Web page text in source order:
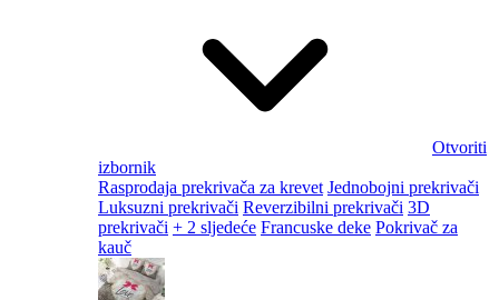
Otvoriti
izbornik
Rasprodaja prekrivača za krevet Jednobojni prekrivači
Luksuzni prekrivači Reverzibilni prekrivači 3D
prekrivači + 2 sljedeće Francuske deke Pokrivač za
kauč